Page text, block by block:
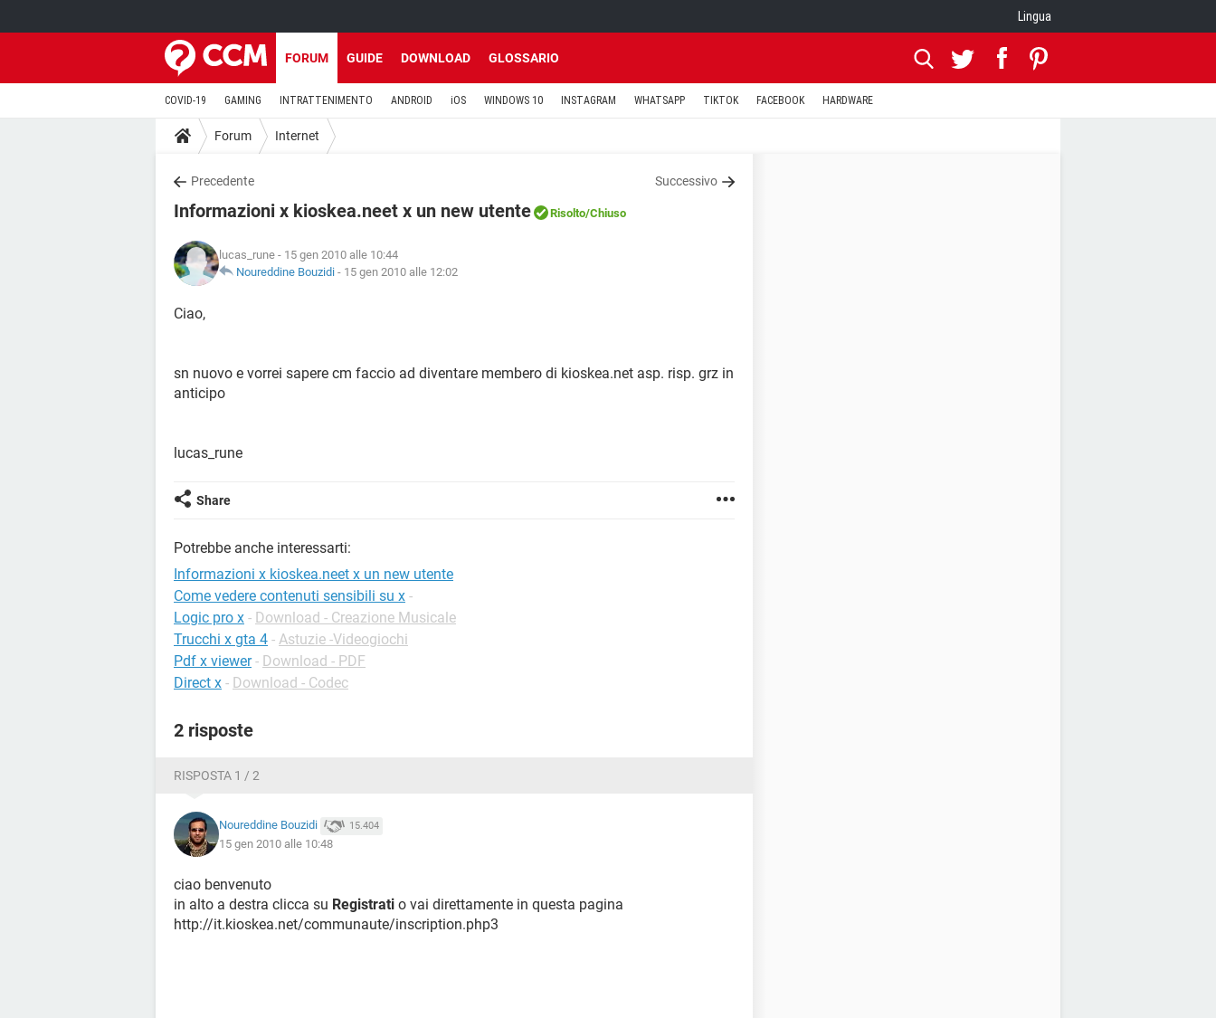
Lingua
FORUM GUIDE DOWNLOAD GLOSSARIO
COVID-19 GAMING INTRATTENIMENTO ANDROID iOS WINDOWS 10 INSTAGRAM WHATSAPP TIKTOK FACEBOOK HARDWARE
Forum Internet
Precedente Successivo
Informazioni x kioskea.neet x un new utente Risolto/Chiuso
lucas_rune - 15 gen 2010 alle 10:44
Noureddine Bouzidi - 15 gen 2010 alle 12:02
Ciao,
sn nuovo e vorrei sapere cm faccio ad diventare membero di kioskea.net asp. risp. grz in
anticipo
lucas_rune
Share
Potrebbe anche interessarti:
Informazioni x kioskea.neet x un new utente
Come vedere contenuti sensibili su x -
Logic pro x - Download - Creazione Musicale
Trucchi x gta 4 - Astuzie -Videogiochi
Pdf x viewer - Download - PDF
Direct x - Download - Codec
2 risposte
RISPOSTA 1 / 2
Noureddine Bouzidi 15.404
15 gen 2010 alle 10:48
ciao benvenuto
in alto a destra clicca su Registrati o vai direttamente in questa pagina
http://it.kioskea.net/communaute/inscription.php3